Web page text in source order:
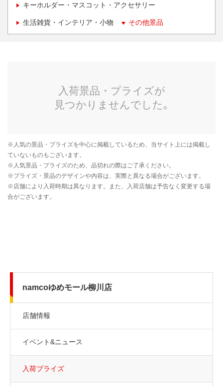
キーホルダー・マスコット・アクセサリー
生活雑貨・インテリア・小物 その他景品
namcoゆめモール柳川店
店舗情報
イベント&ニュース
入荷プライズ